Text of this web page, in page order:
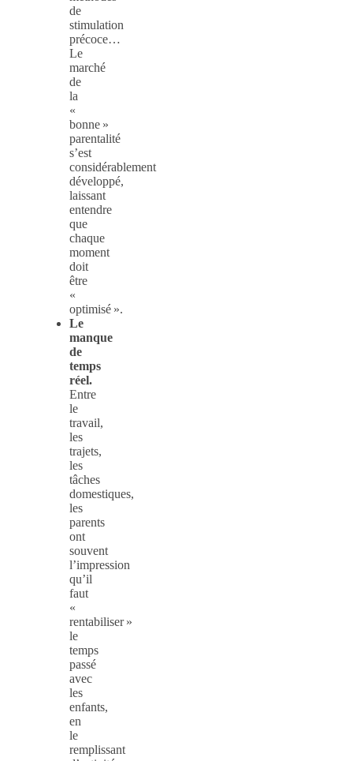
de
stimulation
précoce…
Le
marché
de
la
«
bonne »
parentalité
s’est
considérablement
développé,
laissant
entendre
que
chaque
moment
doit
être
«
optimisé ».
Le
manque
de
temps
réel.
Entre
le
travail,
les
trajets,
les
tâches
domestiques,
les
parents
ont
souvent
l’impression
qu’il
faut
«
rentabiliser »
le
temps
passé
avec
les
enfants,
en
le
remplissant